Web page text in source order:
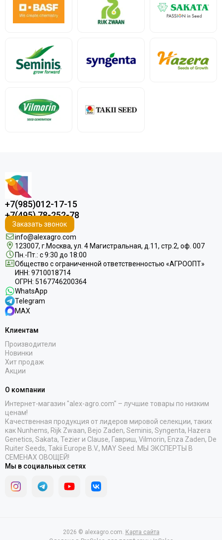
+7(985)012-17-15
+7(495) 78-252-78
Заказать звонок
info@alexagro.com
123007, г.Москва, ул. 4 Магистральная, д.11, стр.2, оф. 007
Пн.-Пт.: с 9:30 до 18:00
Общество с ограниченной ответственностью «АГРООПТ»
ИНН: 9710018714
ОГРН: 5167746200364
WhatsApp
Telegram
MAX
Клиентам
Производители
Новинки
Хит продаж
Акции
О компании
Интернет-магазин "alex-agro.com" – лучшие товары по низким
ценам!
Качественная продукция от лидеров мировой селекции, таких
как Nunhems, Rijk Zwaan, Bejo Zaden, Seminis, Syngenta, Hazera
Genetics, Sakata, Tezier и Clause, Гавриш, Vilmorin, Enza Zaden, De
Ruiter Seeds, Takii Europe B.V., MAY Seed. МЫ ЭКСПЕРТЫ В
СЕМЕНАХ ОВОЩЕЙ!
Мы в социальных сетях
2026 © alexagro.com. Карта сайта